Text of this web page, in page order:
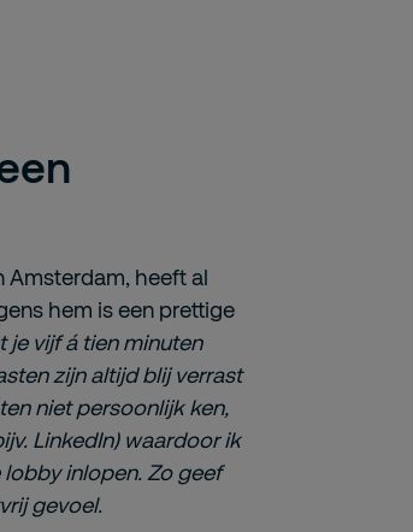
Amsterdam, heeft al
hem is een prettige
je vijf á tien minuten
zijn altijd blij verrast
niet persoonlijk ken,
LinkedIn) waardoor ik
inlopen. Zo geef
gevoel.